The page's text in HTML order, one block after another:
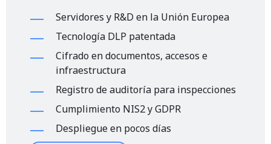
Servidores y R&D en la Unión Europea
Tecnología DLP patentada
Cifrado en documentos, accesos e
infraestructura
Registro de auditoría para inspecciones
Cumplimiento NIS2 y GDPR
Despliegue en pocos días